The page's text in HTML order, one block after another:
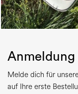
Melde dich für
auf Ihre erste